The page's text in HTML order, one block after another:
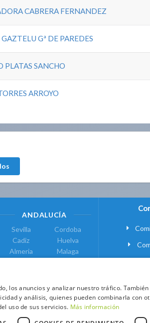
CABRERA FERNANDEZ
GAZTELU Gª DE PAREDES
PLATAS SANCHO
ARROYO
ANDALUCÍA
Sevilla
Cadiz
Almeria
Cordoba
Huelva
Malaga
Valencia
DE MADRID
Madrid
los anuncios y analizar nuestro tráfico.
y análisis, quienes pueden combinarla con
uso de sus servicios. Más información